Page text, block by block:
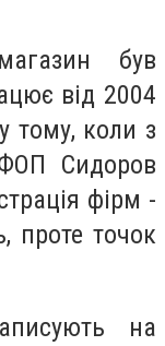
був
від 2004
тому, коли з
Сидоров
фірм -
проте точок
на